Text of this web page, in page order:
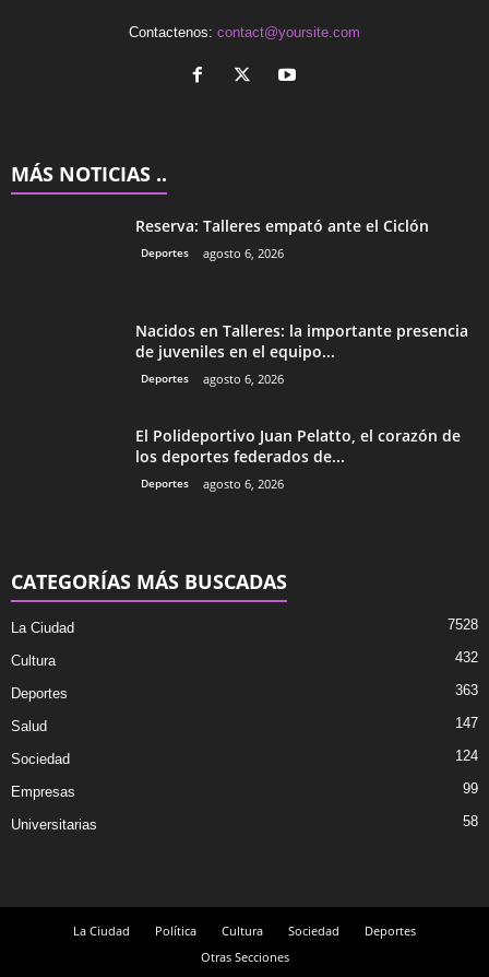
Contactenos: contact@yoursite.com
MÁS NOTICIAS ..
Reserva: Talleres empató ante el Ciclón
Deportes agosto 6, 2026
Nacidos en Talleres: la importante presencia
de juveniles en el equipo...
Deportes agosto 6, 2026
El Polideportivo Juan Pelatto, el corazón de
los deportes federados de...
Deportes agosto 6, 2026
CATEGORÍAS MÁS BUSCADAS
La Ciudad 7528
Cultura 432
Deportes 363
Salud 147
Sociedad 124
Empresas 99
Universitarias 58
La Ciudad Política Cultura Sociedad
Deportes
Otras Secciones